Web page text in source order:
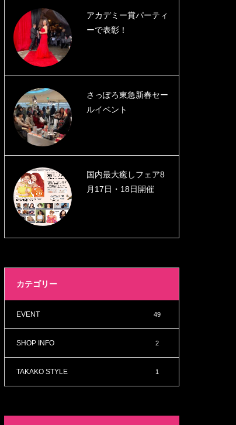
アカデミー賞パーティ
ーで表彰！
さっぽろ東急新春セー
ルイベント
国内最大癒しフェア8
月17日・18日開催
カテゴリー
EVENT 49
SHOP INFO 2
TAKAKO STYLE 1